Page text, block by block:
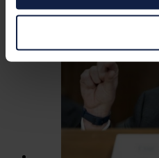
Recopilar
puede tener una
Identificar su
características
Obtenga más información
personales y establezca
Puede cambiar o retirar su
la Declaración de cookies.